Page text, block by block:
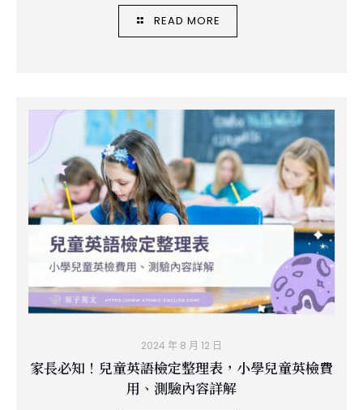
READ MORE
2024 年 8 月 12 日
家長必知！兒童英語檢定整理表，小學兒童英檢費
用、測驗內容詳解